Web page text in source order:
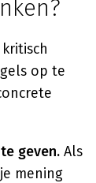
op te
geven. Als
mening